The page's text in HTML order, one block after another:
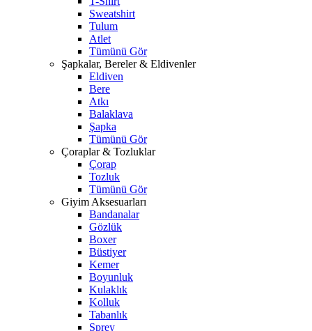
Sweatshirt
Tulum
Atlet
Tümünü Gör
Şapkalar, Bereler & Eldivenler
Eldiven
Bere
Atkı
Balaklava
Şapka
Tümünü Gör
Çoraplar & Tozluklar
Çorap
Tozluk
Tümünü Gör
Giyim Aksesuarları
Bandanalar
Gözlük
Boxer
Büstiyer
Kemer
Boyunluk
Kulaklık
Kolluk
Tabanlık
Sprey